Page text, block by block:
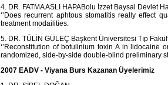
4. DR. FATMA ASLI HAPABolu İzzet Baysal Devlet
‘’Does recurrent aphtous stomatitis really effect
treatment modailities.
5. DR. TÜLİN GÜLEÇ Başkent Üniversitesi Tıp
‘’Reconstitution of botulinium toxin A in
randomized, side-by-side double-blind preliminary
2007 EADV - Viyana Burs Kazanan Üyelerimiz